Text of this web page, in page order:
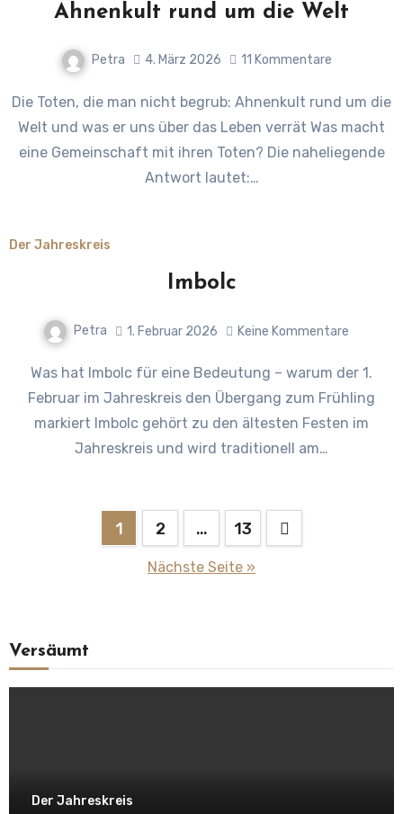
Ahnenkult rund um die Welt
Petra 4. März 2026 11 Kommentare
Die Toten, die man nicht begrub: Ahnenkult rund um die
Welt und was er uns über das Leben verrät Was macht
eine Gemeinschaft mit ihren Toten? Die naheliegende
Antwort lautet:…
Der Jahreskreis
Imbolc
Petra 1. Februar 2026 Keine Kommentare
Was hat Imbolc für eine Bedeutung – warum der 1.
Februar im Jahreskreis den Übergang zum Frühling
markiert Imbolc gehört zu den ältesten Festen im
Jahreskreis und wird traditionell am…
Seitennummerierung
1 2 … 13
Nächste Seite »
Versäumt
Der Jahreskreis